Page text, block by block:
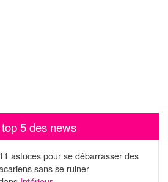
5 des news
11 astuces pour se débarrasser des
sans se ruiner